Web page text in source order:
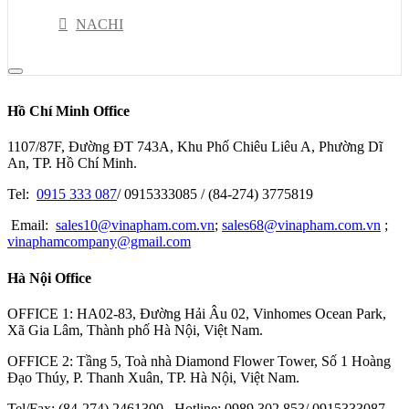
NACHI
NSK
PISCO
GOOT
OPTEX-FA
MITOTUYO
Hồ Chí Minh Office
1107/87F, Đường ĐT 743A, Khu Phố Chiêu Liêu A, Phường Dĩ
An, TP. Hồ Chí Minh.
Tel: 0915 333 087/ 0915333085 / (84-274) 3775819
Email: sales10@vinapham.com.vn; sales68@vinapham.com.vn ;
vinaphamcompany@gmail.com
Hà Nội Office
OFFICE 1: HA02-83, Đường Hải Âu 02, Vinhomes Ocean Park,
Xã Gia Lâm, Thành phố Hà Nội, Việt Nam.
OFFICE 2: Tầng 5, Toà nhà Diamond Flower Tower, Số 1 Hoàng
Đạo Thúy, P. Thanh Xuân, TP. Hà Nội, Việt Nam.